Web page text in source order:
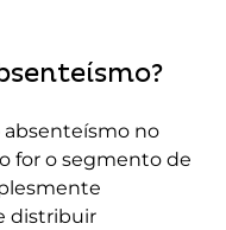
absenteísmo no
for o segmento de
distribuir